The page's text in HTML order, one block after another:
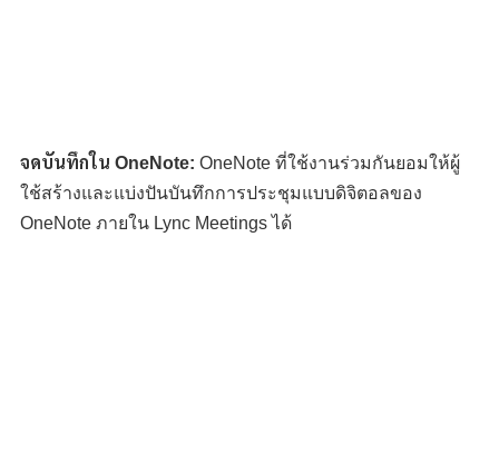
จดบันทึกใน OneNote: OneNote ที่ใช้งานร่วมกันยอมให้ผู้
ใช้สร้างและแบ่งปันบันทึกการประชุมแบบดิจิตอลของ
OneNote ภายใน Lync Meetings ได้